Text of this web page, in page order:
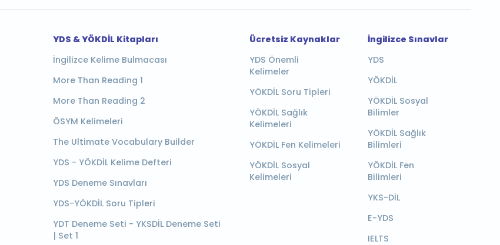
YDS & YÖKDİL Kitapları
İngilizce Kelime Bulmacası
More Than Reading 1
More Than Reading 2
ÖSYM Kelimeleri
The Ultimate Vocabulary Builder
YDS - YÖKDİL Kelime Defteri
YDS Deneme Sınavları
YDS-YÖKDİL Soru Tipleri
YDT Deneme Seti - YKSDİL Deneme Seti
| Set 1
Ücretsiz Kaynaklar
YDS Önemli
Kelimeler
YÖKDİL Soru Tipleri
YÖKDİL Sağlık
Kelimeleri
YÖKDİL Fen Kelimeleri
YÖKDİL Sosyal
Kelimeleri
İngilizce Sınavlar
YDS
YÖKDİL
YÖKDİL Sosyal
Bilimler
YÖKDİL Sağlık
Bilimleri
YÖKDİL Fen
Bilimleri
YKS-DİL
E-YDS
IELTS